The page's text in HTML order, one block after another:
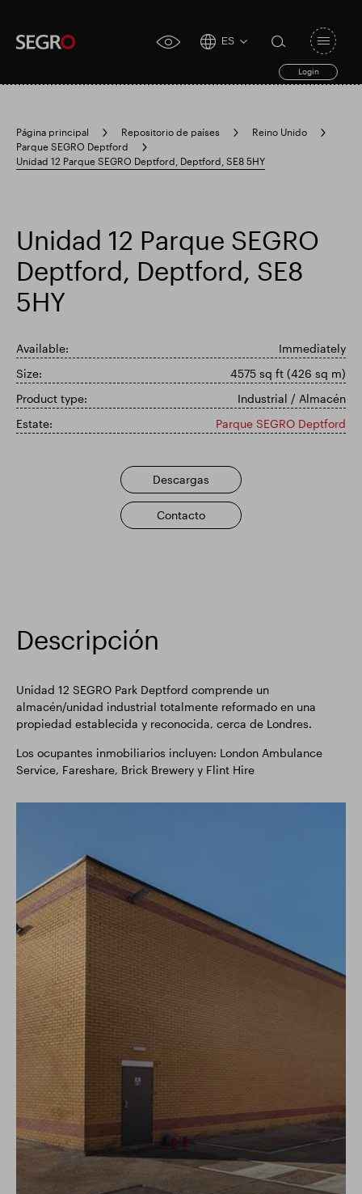
accessibility
ES
Login
search
form
Search
for
Finca comercial Slough
toggle
Página principal Repositorio de países
Reino Unido
Parque SEGRO Deptford
Unidad 12 Parque SEGRO Deptford, Deptford, SE8 5HY
Unidad 12 Parque SEGRO
Deptford, Deptford, SE8
5HY
Available:
Immediately
Size:
4575 sq ft (426 sq m)
Product type:
Industrial / Almacén
Estate:
Parque SEGRO Deptford
Descargas
Contacto
Descripción
Unidad 12 SEGRO Park Deptford comprende un
almacén/unidad industrial totalmente reformado en una
propiedad establecida y reconocida, cerca de Londres.
Los ocupantes inmobiliarios incluyen: London Ambulance
Service, Fareshare, Brick Brewery y Flint Hire